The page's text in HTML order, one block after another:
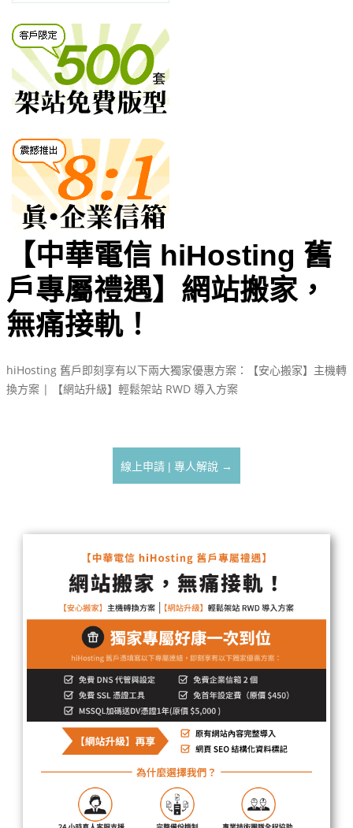
【中華電信 hiHosting 舊
戶專屬禮遇】網站搬家，
無痛接軌！
hiHosting 舊戶即刻享有以下兩大獨家優惠方案：【安心搬家】主機轉
換方案 | 【網站升級】輕鬆架站 RWD 導入方案
線上申請 | 專人解說 →